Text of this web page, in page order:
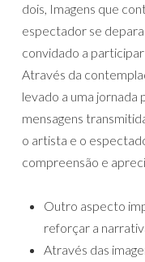
dois, Imagens que
espectador se
convidado a
Através da
levado a uma jornada
mensagens
o artista e o
compreensão e
Outro aspecto
reforçar a
Através das